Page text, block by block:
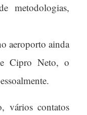
metodologias,
aeroporto ainda
Cipro Neto, o
vários contatos